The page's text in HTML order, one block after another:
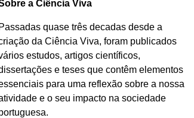
a Ciência Viva
Passadas quase três decadas desde a
da Ciência Viva, foram publicados
estudos, artigos científicos,
e teses que contêm elementos
para uma reflexão sobre a nossa
e o seu impacto na sociedade